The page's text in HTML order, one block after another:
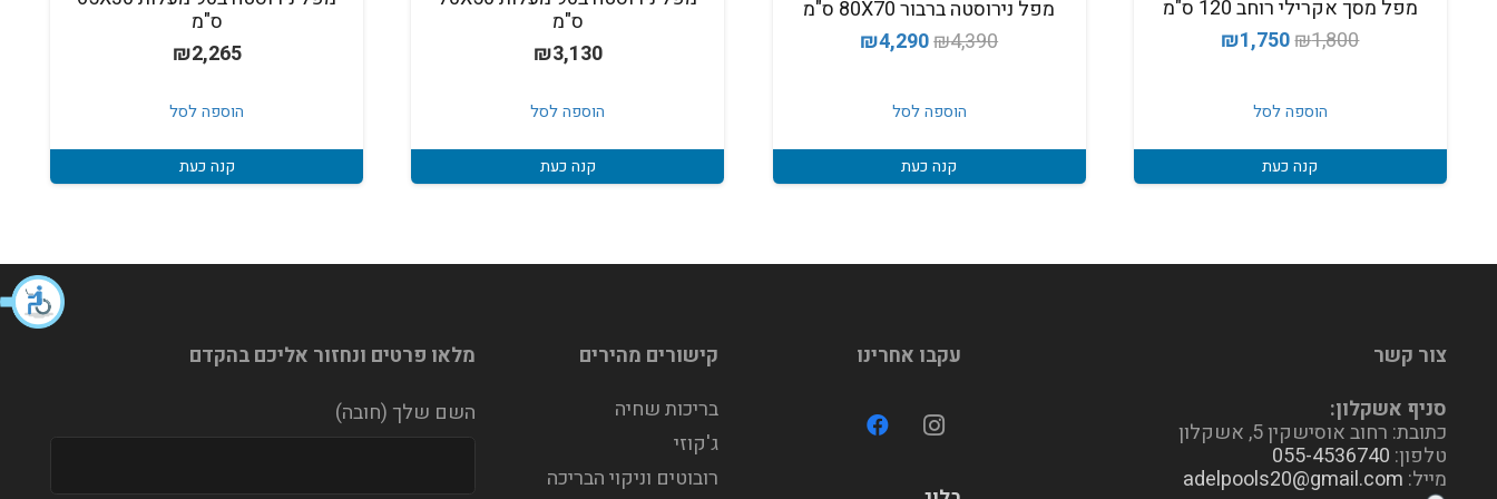
מפל מסך אקרילי רוחב 120 ס"מ
₪1,800
המחיר
היה:
₪1,750
המחיר
הוספה לסל
קנה כעת
מפל נירוסטה ברבור 80X70 ס"מ
₪4,390
המחיר
היה:
₪4,290 המחיר
הוספה לסל
קנה כעת
ס"מ
₪3,130
הוספה לסל
קנה כעת
ס"מ
₪2,265
הוספה לסל
קנה כעת
צור קשר
סניף אשקלון:
כתובת: רחוב אוסישקין 5, אשקלון
טלפון: 055-4536740
מייל: adelpools20@gmail.com
עקבו אחרינו
קישורים מהירים
בריכות שחיה
ג'קוזי
רובוטים וניקוי הבריכה
מלאו פרטים ונחזור אליכם בהקדם
השם שלך (חובה)